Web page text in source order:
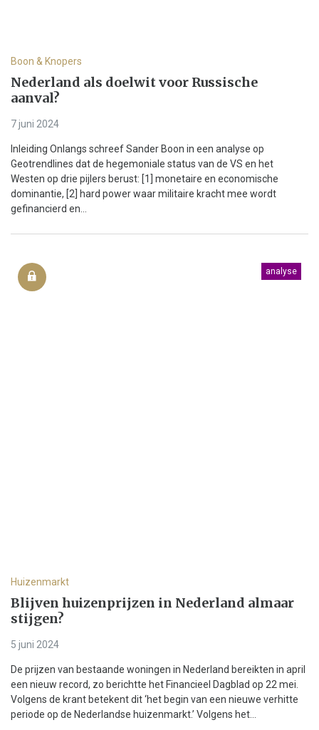
Boon & Knopers
Nederland als doelwit voor Russische
aanval?
7 juni 2024
Inleiding Onlangs schreef Sander Boon in een analyse op
Geotrendlines dat de hegemoniale status van de VS en het
Westen op drie pijlers berust: [1] monetaire en economische
dominantie, [2] hard power waar militaire kracht mee wordt
gefinancierd en...
analyse
Huizenmarkt
Blijven huizenprijzen in Nederland almaar
stijgen?
5 juni 2024
De prijzen van bestaande woningen in Nederland bereikten in april
een nieuw record, zo berichtte het Financieel Dagblad op 22 mei.
Volgens de krant betekent dit ‘het begin van een nieuwe verhitte
periode op de Nederlandse huizenmarkt.’ Volgens het...